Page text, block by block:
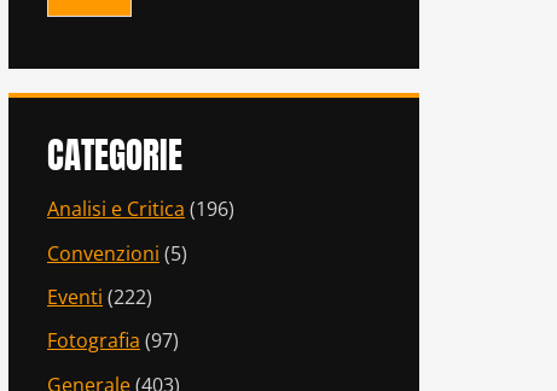
CATEGORIE
Analisi e Critica (196)
Convenzioni (5)
Eventi (222)
Fotografia (97)
Generale(403)